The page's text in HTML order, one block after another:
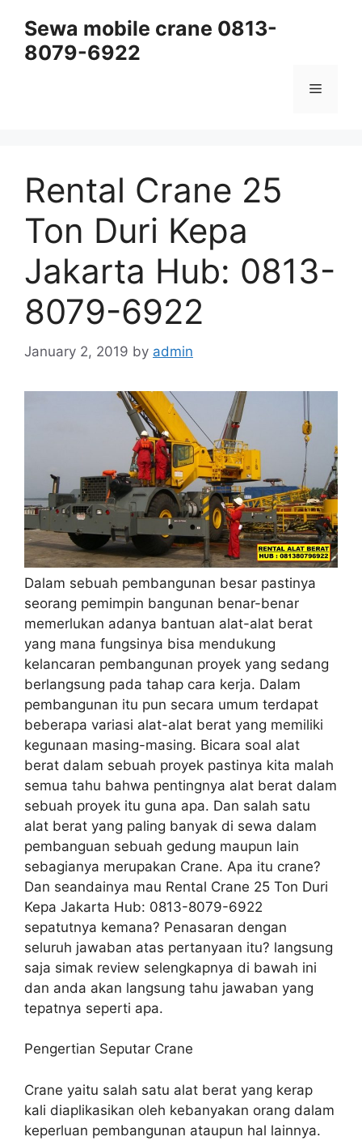
content
Sewa mobile crane 0813-
8079-6922
Menu
Rental Crane 25
Ton Duri Kepa
Jakarta Hub: 0813-
8079-6922
January 2, 2019 by admin
Dalam sebuah pembangunan besar pastinya
seorang pemimpin bangunan benar-benar
memerlukan adanya bantuan alat-alat berat
yang mana fungsinya bisa mendukung
kelancaran pembangunan proyek yang sedang
berlangsung pada tahap cara kerja. Dalam
pembangunan itu pun secara umum terdapat
beberapa variasi alat-alat berat yang memiliki
kegunaan masing-masing. Bicara soal alat
berat dalam sebuah proyek pastinya kita malah
semua tahu bahwa pentingnya alat berat dalam
sebuah proyek itu guna apa. Dan salah satu
alat berat yang paling banyak di sewa dalam
pembanguan sebuah gedung maupun lain
sebagianya merupakan Crane. Apa itu crane?
Dan seandainya mau Rental Crane 25 Ton Duri
Kepa Jakarta Hub: 0813-8079-6922
sepatutnya kemana? Penasaran dengan
seluruh jawaban atas pertanyaan itu? langsung
saja simak review selengkapnya di bawah ini
dan anda akan langsung tahu jawaban yang
tepatnya seperti apa.
Pengertian Seputar Crane
Crane yaitu salah satu alat berat yang kerap
kali diaplikasikan oleh kebanyakan orang dalam
keperluan pembangunan ataupun hal lainnya.